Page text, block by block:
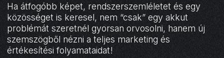
Ha átfogóbb képet, rendszerszemléletet és egy
közösséget is keresel, nem “csak” egy akkut
problémát szeretnél gyorsan orvosolni, hanem új
szemszögből nézni a teljes marketing és
értékesítési folyamataidat!